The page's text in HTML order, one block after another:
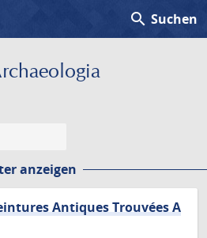
search Suchen
anzeigen
Antiques Trouvées A